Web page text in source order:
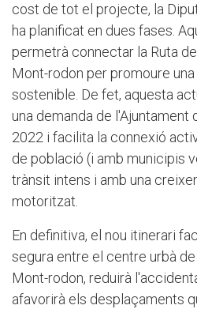
cost de tot el projecte, la
ha planificat en dues fases.
permetrà connectar la Ruta
Mont-rodon per promoure
sostenible. De fet, aquesta
una demanda de l'Ajuntament
2022 i facilita la connexió
de població (i amb municipis
trànsit intens i amb una
motoritzat.
En definitiva, el nou itinerari
segura entre el centre urbà
Mont-rodon, reduirà
afavorirà els desplaçaments